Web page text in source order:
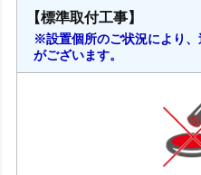
【標準取付工事】
※設置個所のご状況により
がございます。